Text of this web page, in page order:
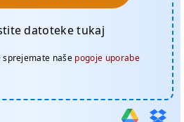
datoteke tukaj
naše pogoje uporabe